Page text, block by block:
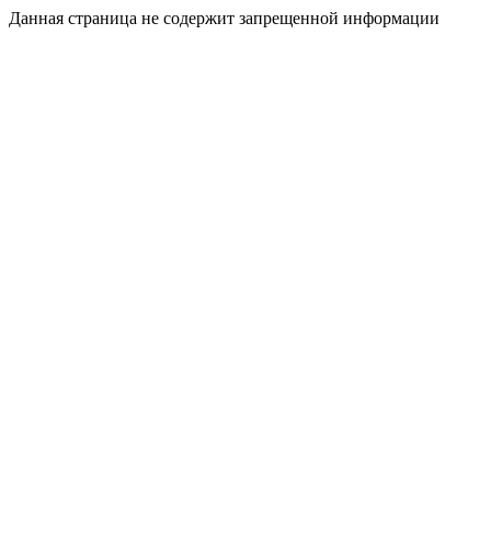
Данная страница не содержит запрещенной информации